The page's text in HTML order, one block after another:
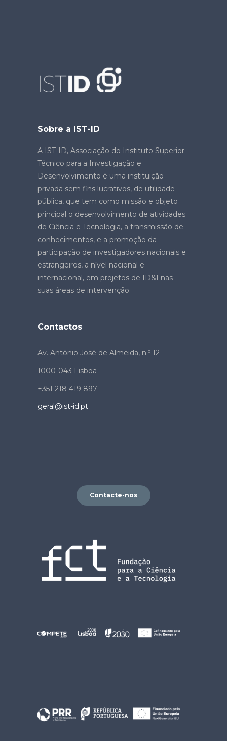
Sobre a IST-ID
A IST-ID, Associação do Instituto Superior
Técnico para a Investigação e
Desenvolvimento é uma instituição
privada sem fins lucrativos, de utilidade
pública, que tem como missão e objeto
principal o desenvolvimento de atividades
de Ciência e Tecnologia, a transmissão de
conhecimentos, e a promoção da
participação de investigadores nacionais e
estrangeiros, a nível nacional e
internacional, em projetos de ID&I nas
suas áreas de intervenção.
Contactos
Av. António José de Almeida, n.º 12
1000-043 Lisboa
+351 218 419 897
geral@ist-id.pt
Contacte-nos